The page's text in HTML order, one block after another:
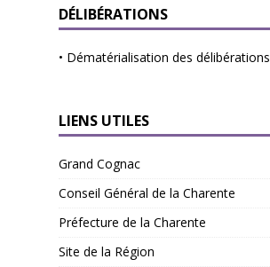
DÉLIBÉRATIONS
• Dématérialisation des délibérations
LIENS UTILES
Grand Cognac
Conseil Général de la Charente
Préfecture de la Charente
Site de la Région